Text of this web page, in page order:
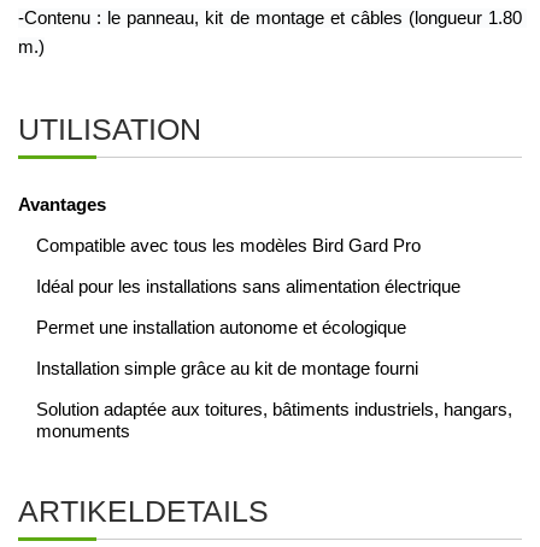
-Contenu : le panneau, kit de montage et câbles (longueur 1.80
m.)
UTILISATION
Avantages
Compatible avec tous les modèles Bird Gard Pro
Idéal pour les installations sans alimentation électrique
Permet une installation autonome et écologique
Installation simple grâce au kit de montage fourni
Solution adaptée aux toitures, bâtiments industriels, hangars,
monuments
ARTIKELDETAILS